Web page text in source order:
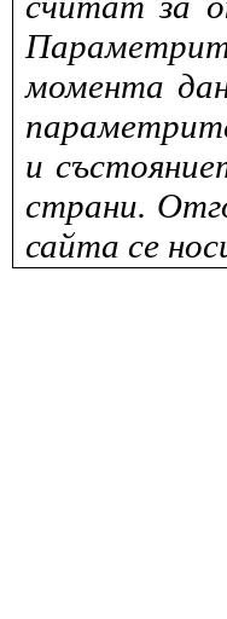
момента
и
страни.
сайта се